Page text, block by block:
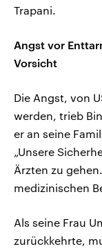
Trapani.
Angst vor
Vorsicht
Die Angst, von
werden, trieb
er an seine
„Unsere
Ärzten zu
medizinischen
Als seine Frau
zurückkehrte,